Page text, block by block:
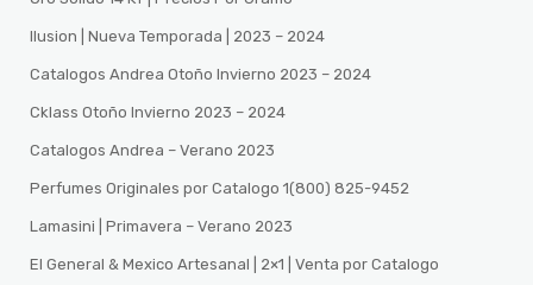
Ilusion | Nueva Temporada | 2023 – 2024
Catalogos Andrea Otoño Invierno 2023 – 2024
Cklass Otoño Invierno 2023 – 2024
Catalogos Andrea – Verano 2023
Perfumes Originales por Catalogo 1(800) 825-9452
Lamasini | Primavera – Verano 2023
El General & Mexico Artesanal | 2×1 | Venta por Catalogo